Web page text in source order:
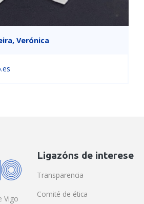
Verónica
Vigo
Ligazóns de interese
Transparencia
Comité de ética